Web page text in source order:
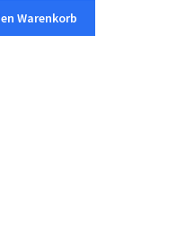
Warenkorb